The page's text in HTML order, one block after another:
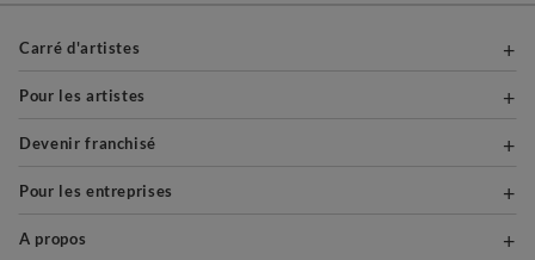
Carré d'artistes
Pour les artistes
Devenir franchisé
Pour les entreprises
A propos